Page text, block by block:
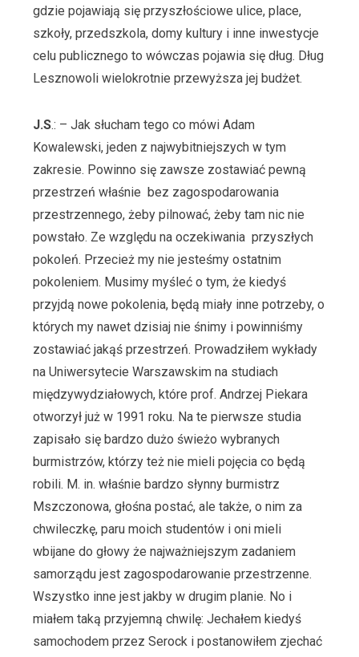
gdzie pojawiają się przyszłościowe ulice, place,
szkoły, przedszkola, domy kultury i inne inwestycje
celu publicznego to wówczas pojawia się dług. Dług
Lesznowoli wielokrotnie przewyższa jej budżet.
J.S.: – Jak słucham tego co mówi Adam
Kowalewski, jeden z najwybitniejszych w tym
zakresie. Powinno się zawsze zostawiać pewną
przestrzeń właśnie bez zagospodarowania
przestrzennego, żeby pilnować, żeby tam nic nie
powstało. Ze względu na oczekiwania przyszłych
pokoleń. Przecież my nie jesteśmy ostatnim
pokoleniem. Musimy myśleć o tym, że kiedyś
przyjdą nowe pokolenia, będą miały inne potrzeby, o
których my nawet dzisiaj nie śnimy i powinniśmy
zostawiać jakąś przestrzeń. Prowadziłem wykłady
na Uniwersytecie Warszawskim na studiach
międzywydziałowych, które prof. Andrzej Piekara
otworzył już w 1991 roku. Na te pierwsze studia
zapisało się bardzo dużo świeżo wybranych
burmistrzów, którzy też nie mieli pojęcia co będą
robili. M. in. właśnie bardzo słynny burmistrz
Mszczonowa, głośna postać, ale także, o nim za
chwileczkę, paru moich studentów i oni mieli
wbijane do głowy że najważniejszym zadaniem
samorządu jest zagospodarowanie przestrzenne.
Wszystko inne jest jakby w drugim planie. No i
miałem taką przyjemną chwilę: Jechałem kiedyś
samochodem przez Serock i postanowiłem zjechać